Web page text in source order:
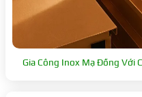
Gia Công Inox Mạ Đồng Với